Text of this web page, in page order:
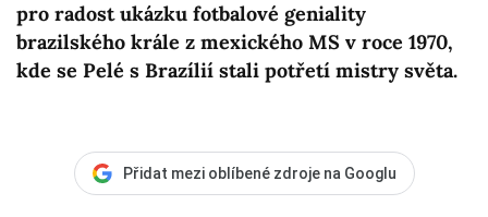
pro radost ukázku fotbalové geniality
brazilského krále z mexického MS v roce 1970,
kde se Pelé s Brazílií stali potřetí mistry světa.
Přidat mezi oblíbené zdroje na Googlu